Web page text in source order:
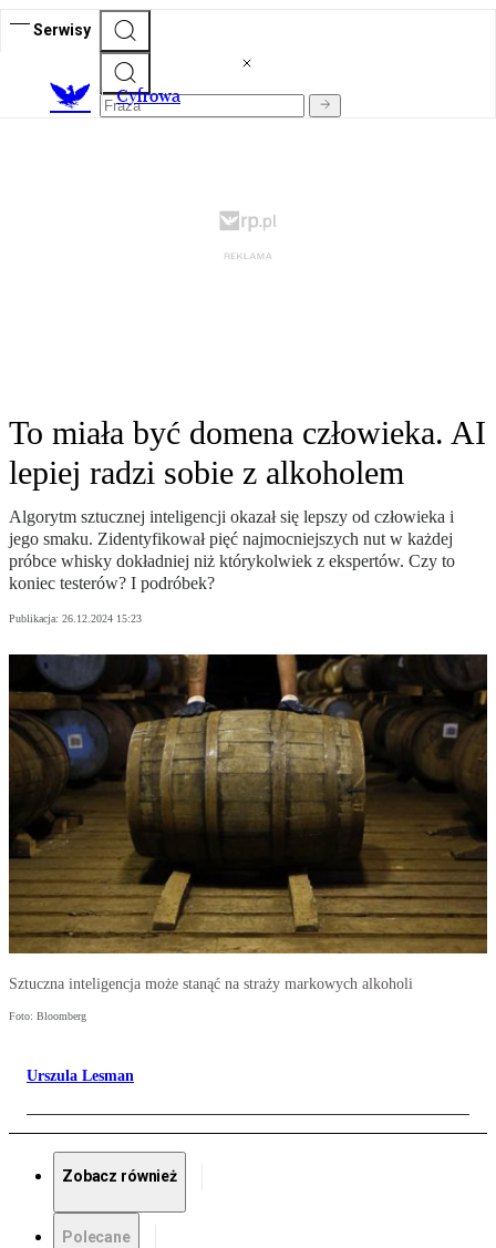
Serwisy
Cyfrowa
To miała być domena człowieka. AI
lepiej radzi sobie z alkoholem
Algorytm sztucznej inteligencji okazał się lepszy od człowieka i
jego smaku. Zidentyfikował pięć najmocniejszych nut w każdej
próbce whisky dokładniej niż którykolwiek z ekspertów. Czy to
koniec testerów? I podróbek?
Publikacja: 26.12.2024 15:23
Sztuczna inteligencja może stanąć na straży markowych alkoholi
Foto: Bloomberg
Urszula Lesman
Zobacz również
Polecane